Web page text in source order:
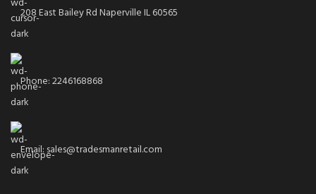
208 East Bailey Rd Naperville IL 60565
Phone: 2246168868
Email: sales@tradesmanretail.com